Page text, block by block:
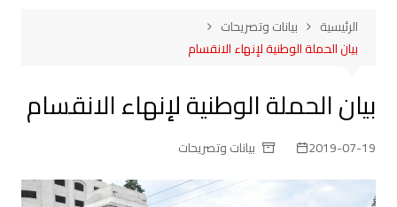
الرئيسية
بيانات وتصريحات
بيان الحملة الوطنية لإنهاء الانقسام
بيان الحملة الوطنية لإنهاء الانقسام
2019-07-19 بيانات وتصريحات